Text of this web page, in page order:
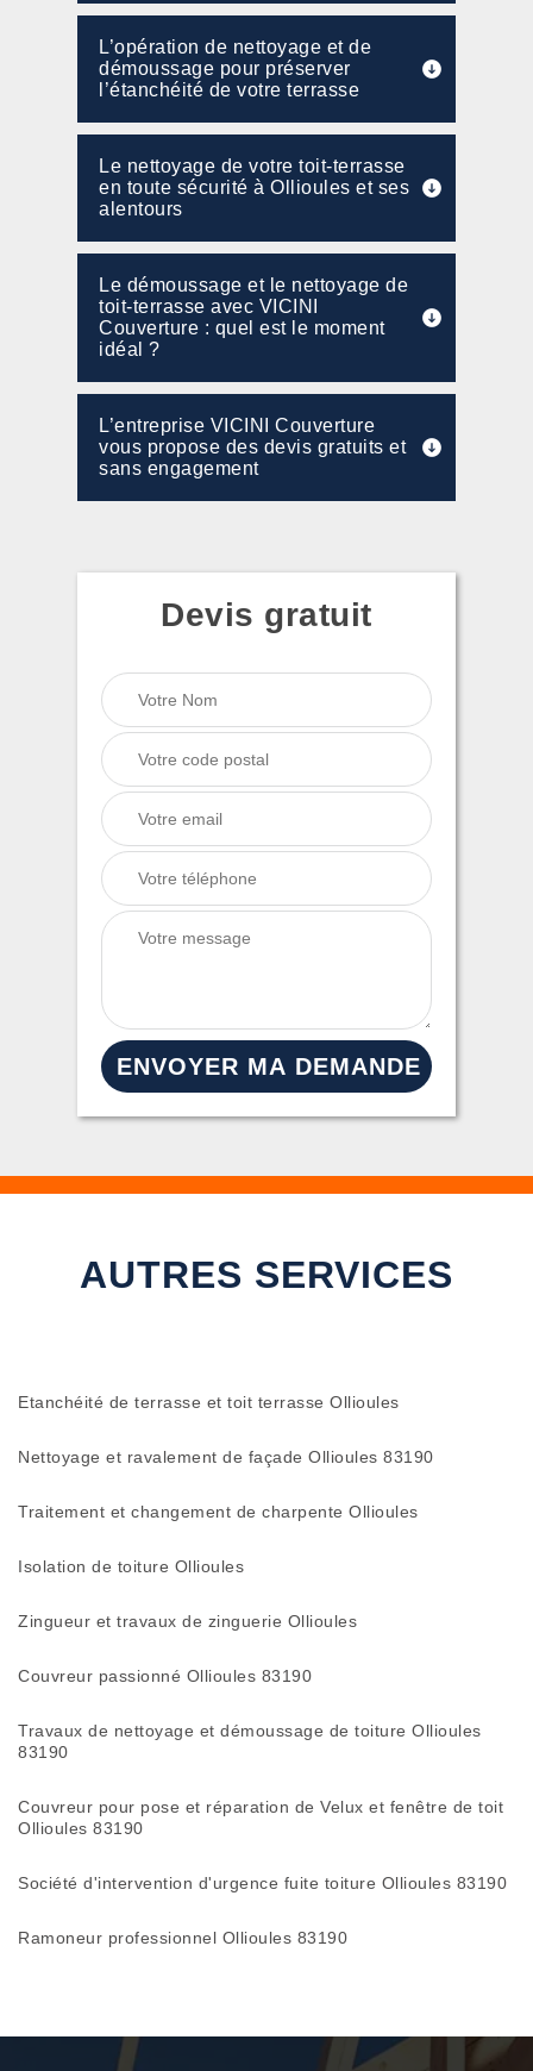
L’opération de nettoyage et de
démoussage pour préserver
l’étanchéité de votre terrasse
Le nettoyage de votre toit-terrasse
en toute sécurité à Ollioules et ses
alentours
Le démoussage et le nettoyage de
toit-terrasse avec VICINI
Couverture : quel est le moment
idéal ?
L’entreprise VICINI Couverture
vous propose des devis gratuits et
sans engagement
Devis gratuit
AUTRES SERVICES
Etanchéité de terrasse et toit terrasse Ollioules
Nettoyage et ravalement de façade Ollioules 83190
Traitement et changement de charpente Ollioules
Isolation de toiture Ollioules
Zingueur et travaux de zinguerie Ollioules
Couvreur passionné Ollioules 83190
Travaux de nettoyage et démoussage de toiture Ollioules
83190
Couvreur pour pose et réparation de Velux et fenêtre de toit
Ollioules 83190
Société d'intervention d'urgence fuite toiture Ollioules 83190
Ramoneur professionnel Ollioules 83190